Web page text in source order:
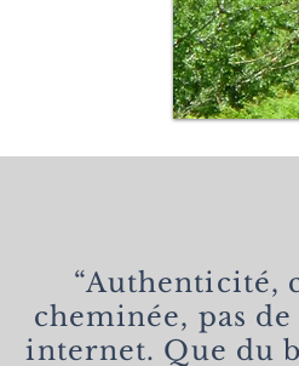
“Authenticité,
cheminée, pas
internet. Que du